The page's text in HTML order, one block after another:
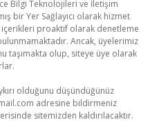
Bilgi Teknolojileri ve İletişim
bir Yer Sağlayıcı olarak hizmet
proaktif olarak denetleme
Ancak, üyelerimiz
taşımakta olup, siteye üye olarak
olduğunu düşündüğünüz
adresine bildirmeniz
sitemizden kaldırılacaktır.